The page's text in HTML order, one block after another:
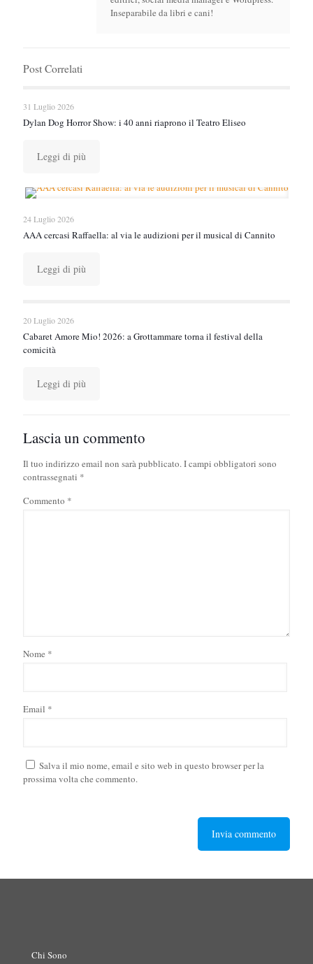
Inseparabile da libri e cani!
Post Correlati
31 Luglio 2026
Dylan Dog Horror Show: i 40 anni riaprono il Teatro Eliseo
Leggi di più
24 Luglio 2026
AAA cercasi Raffaella: al via le audizioni per il musical di Cannito
Leggi di più
20 Luglio 2026
Cabaret Amore Mio! 2026: a Grottammare torna il festival della
comicità
Leggi di più
Lascia un commento
Il tuo indirizzo email non sarà pubblicato.I campi obbligatori sono
contrassegnati *
Commento *
Nome *
Email *
Salva il mio nome, email e sito web in questo browser per la
prossima volta che commento.
Chi Sono